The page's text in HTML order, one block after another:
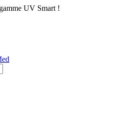
UV Smart !